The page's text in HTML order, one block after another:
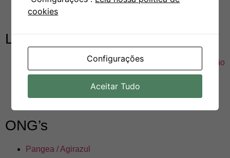
Ambiente Brasil – Portal Ambiental
Links Internacionais
CDB – Convention on Biological Diversity (Convenção
sobre Diversidade Biológica)
EnviroLink Network
ONG’s
Pangea / Agirazul
cookies
Configurações
Aceitar Tudo